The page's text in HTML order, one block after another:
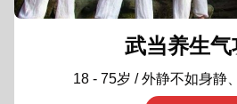
武当养生气
18 - 75岁 / 外静不如身静